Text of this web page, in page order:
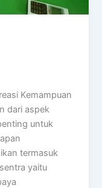
Kemampuan
dari aspek
untuk
termasuk
yaitu